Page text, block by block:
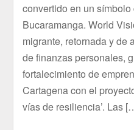
convertido en un
Bucaramanga. World
migrante, retornada y de
de finanzas personales,
fortalecimiento de
Cartagena con el
vías de resiliencia’. Las